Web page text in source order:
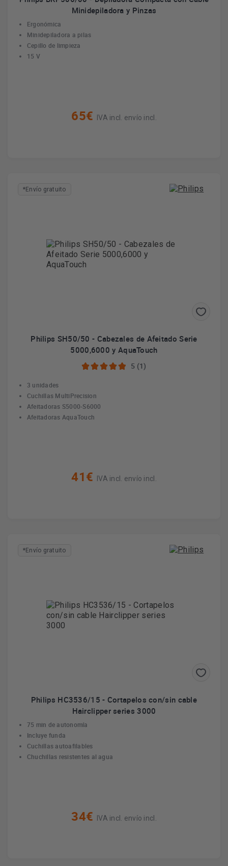
Minidepiladora y Pinzas
Ergonómica
Minidepiladora a pilas
Cepillo de limpieza
15 V
65€ IVA incl. envío incl.
*Envío gratuito
Philips SH50/50 - Cabezales de Afeitado Serie
5000,6000 y AquaTouch
5 (1)
3 unidades
Cuchillas MultiPrecision
Afeitadoras S5000-S6000
Afeitadoras AquaTouch
41€ IVA incl. envío incl.
*Envío gratuito
Philips HC3536/15 - Cortapelos con/sin cable
Hairclipper series 3000
75 min de autonomía
Incluye funda
Cuchillas autoafilables
Chuchillas resistentes al agua
34€ IVA incl. envío incl.